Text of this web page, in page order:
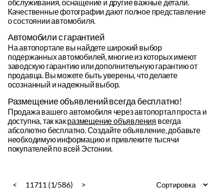
Размещение объявлений всегда бесплатно!
Продажа вашего автомобиля через автопортал проста и
доступна, так какразмещение объявления
необходимую информацию и привлеките тысячи
покупателей по всей Эстонии.
< 11711 (1/586) >